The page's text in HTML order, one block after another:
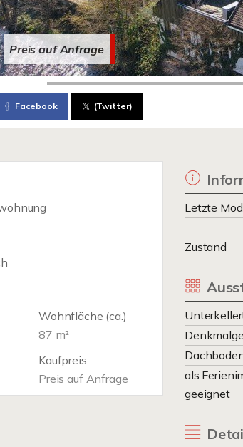
Preis auf Anfrage
Facebook (Twitter)
Wohnfläche (ca.)
87 m²
Kaufpreis
Preis auf Anfrage
Letzte
Zustand
als
geeignet